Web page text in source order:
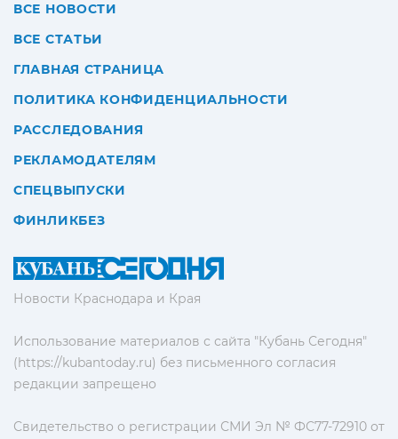
Новости Краснодара и Края
Использование материалов с сайта "Кубань Сегодня"
(https://kubantoday.ru) без письменного согласия
редакции запрещено
Свидетельство о регистрации СМИ Эл № ФС77-72910 от
ВСЕ НОВОСТИ
ВСЕ СТАТЬИ
ГЛАВНАЯ СТРАНИЦА
ПОЛИТИКА КОНФИДЕНЦИАЛЬНОСТИ
РАССЛЕДОВАНИЯ
РЕКЛАМОДАТЕЛЯМ
СПЕЦВЫПУСКИ
ФИНЛИКБЕЗ